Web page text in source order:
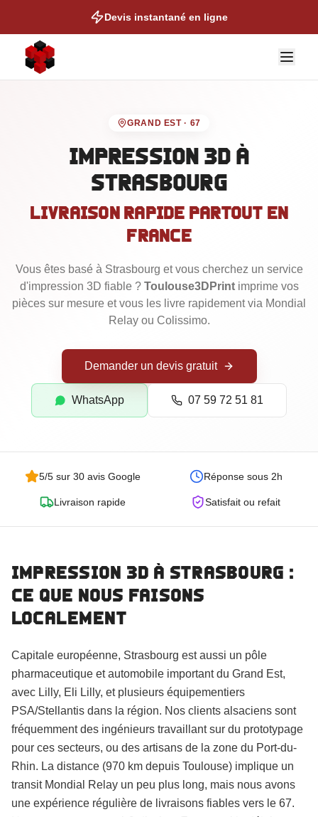
Devis instantané en ligne
Auto & Moto
Figurines & Collection
Talonettes de Ski
Goodies Personnalisés
Maquettes d'Architecture
Commander
GRAND EST· 67
Impression 3D à
Strasbourg
Livraison rapide partout en
France
Vous êtes basé à Strasbourg et vous cherchez un service
d'impression 3D fiable ? Toulouse3DPrintimprime vos
pièces sur mesure et vous les livre rapidement via Mondial
Relay ou Colissimo.
Demander un devis gratuit
WhatsApp 07 59 72 51 81
5/5 sur 30 avis Google Réponse sous 2h
Livraison rapide Satisfait ou refait
Impression 3D à Strasbourg :
ce que nous faisons
localement
Capitale européenne, Strasbourg est aussi un pôle
pharmaceutique et automobile important du Grand Est,
avec Lilly, Eli Lilly, et plusieurs équipementiers
PSA/Stellantis dans la région. Nos clients alsaciens sont
fréquemment des ingénieurs travaillant sur du prototypage
pour ces secteurs, ou des artisans de la zone du Port-du-
Rhin. La distance (970 km depuis Toulouse) implique un
transit Mondial Relay un peu plus long, mais nous avons
une expérience régulière de livraisons fiables vers le 67.